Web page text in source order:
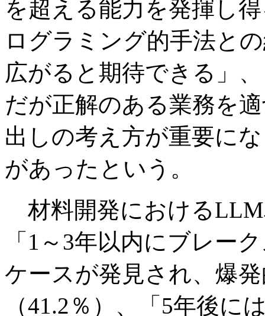
を超える能力を発揮し
ログラミング的手法と
広がると期待できる」
だが正解のある業務を
出しの考え方が重要に
があったという。
材料開発における
「1～3年以内にブレー
ケースが発見され、爆
（41.2％）、「5年後